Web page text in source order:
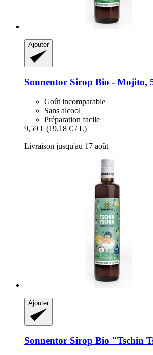
Ajouter
Sonnentor Sirop Bio -​ Mojito,
Goût incomparable
Sans alcool
Préparation facile
9,59 € (19,18 € / L)
Livraison jusqu'au 17 août
Ajouter
Sonnentor Sirop Bio "Tschin